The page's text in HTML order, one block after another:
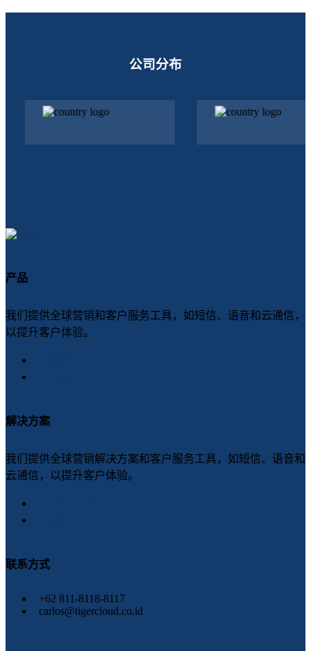
公司分布
产品
我们提供全球营销和客户服务工具，如短信、语音和云通信，
以提升客户体验。
解决方案
我们提供全球营销解决方案和客户服务工具，如短信、语音和
云通信，以提升客户体验。
联系方式
+62 811-8118-8117
carlos@tigercloud.co.id